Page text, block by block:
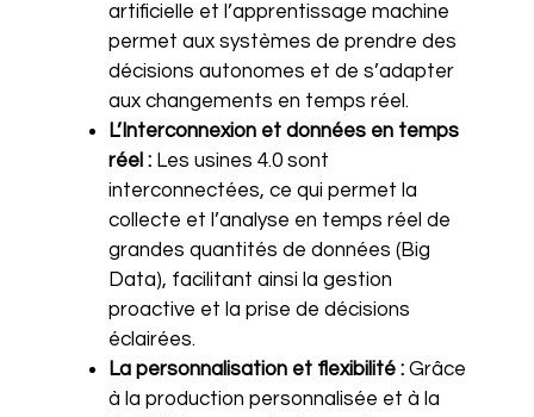
artificielle et l’apprentissage machine
permet aux systèmes de prendre des
décisions autonomes et de s’adapter
aux changements en temps réel.
L’Interconnexion et données en temps
réel : Les usines 4.0 sont
interconnectées, ce qui permet la
collecte et l’analyse en temps réel de
grandes quantités de données (Big
Data), facilitant ainsi la gestion
proactive et la prise de décisions
éclairées.
La personnalisation et flexibilité : Grâce
à la production personnalisée et à la